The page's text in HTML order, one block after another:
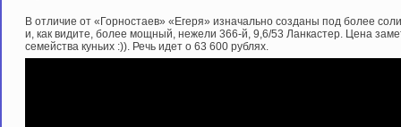
В отличие от «Горностаев» «Егеря» изначально созданы под более
и, как видите, более мощный, нежели 366-й, 9,6/53 Ланкастер. Цена
семейства куньих :)). Речь идет о 63 600 рублях.